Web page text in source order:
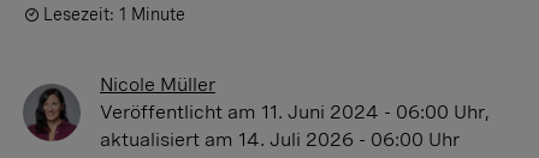
Lesezeit: 1 Minute
Nicole Müller
Veröffentlicht am 11. Juni 2024 - 06:00 Uhr,
aktualisiert am 14. Juli 2026 - 06:00 Uhr